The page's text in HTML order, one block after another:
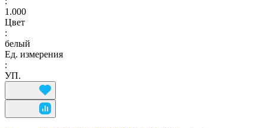
1.000
Цвет
:
белый
Ед. измерения
:
УП.